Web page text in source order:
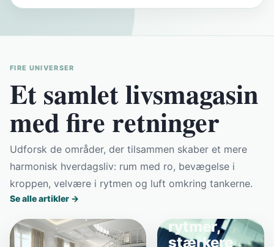
FIRE UNIVERSER
Et samlet livsmagasin
med fire retninger
Udforsk de områder, der tilsammen skaber et mere
harmonisk hverdagsliv: rum med ro, bevægelse i
kroppen, velvære i rytmen og luft omkring tankerne.
Se alle artikler →
rytmer,
stærkere